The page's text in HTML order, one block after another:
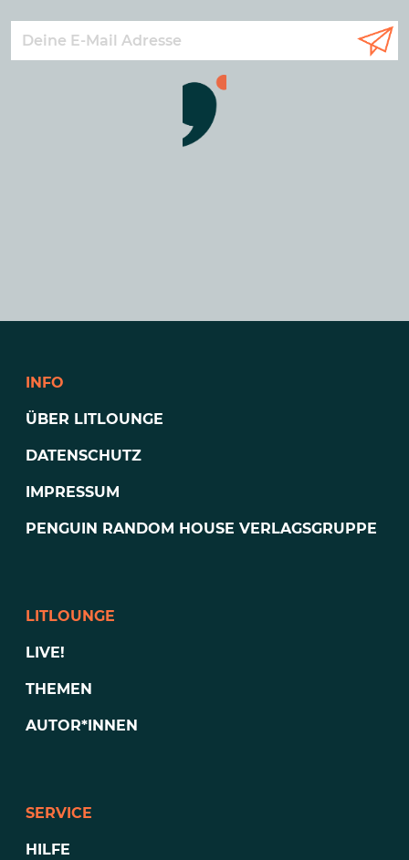
INFO
ÜBER LITLOUNGE
DATENSCHUTZ
IMPRESSUM
PENGUIN RANDOM HOUSE VERLAGSGRUPPE
LITLOUNGE
LIVE!
THEMEN
AUTOR*INNEN
SERVICE
HILFE